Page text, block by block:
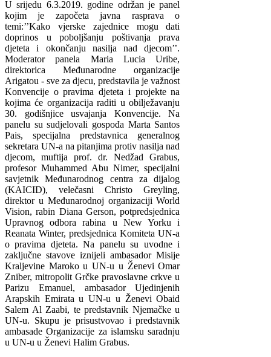
U srijedu 6.3.2019. godine održan je panel
kojim je započeta javna rasprava o
temi:’’Kako vjerske zajednice mogu dati
doprinos u poboljšanju poštivanja prava
djeteta i okončanju nasilja nad djecom’’.
Moderator panela Maria Lucia Uribe,
direktorica Međunarodne organizacije
Arigatou - sve za djecu, predstavila je važnost
Konvencije o pravima djeteta i projekte na
kojima će organizacija raditi u obilježavanju
30. godišnjice usvajanja Konvencije. Na
panelu su sudjelovali gospođa Marta Santos
Pais, specijalna predstavnica generalnog
sekretara UN-a na pitanjima protiv nasilja nad
djecom, muftija prof. dr. Nedžad Grabus,
profesor Muhammed Abu Nimer, specijalni
savjetnik Međunarodnog centra za dijalog
(KAICID), velečasni Christo Greyling,
direktor u Međunarodnoj organizaciji World
Vision, rabin Diana Gerson, potpredsjednica
Upravnog odbora rabina u New Yorku i
Reanata Winter, predsjednica Komiteta UN-a
o pravima djeteta. Na panelu su uvodne i
zaključne stavove iznijeli ambasador Misije
Kraljevine Maroko u UN-u u Ženevi Omar
Zniber, mitropolit Grčke pravoslavne crkve u
Parizu Emanuel, ambasador Ujedinjenih
Arapskih Emirata u UN-u u Ženevi Obaid
Salem Al Zaabi, te predstavnik Njemačke u
UN-u. Skupu je prisustvovao i predstavnik
ambasade Organizacije za islamsku saradnju
u UN-u u Ženevi Halim Grabus.